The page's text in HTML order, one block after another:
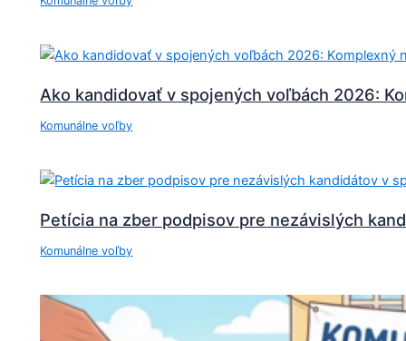
Ako kandidovať v spojených voľbách 2026:
Komunálne voľby
Petícia na zber podpisov pre nezávislých
Komunálne voľby